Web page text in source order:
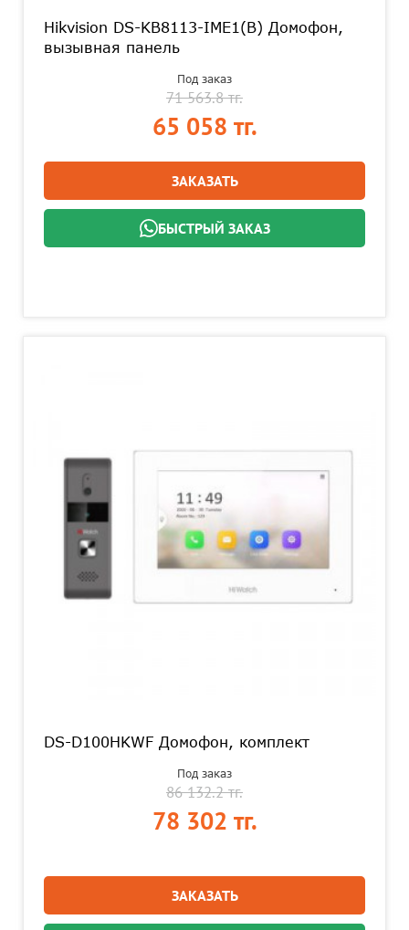
Hikvision DS-KB8113-IME1(B) Домофон,
вызывная панель
Под заказ
71 563.8 тг.
65 058 тг.
ЗАКАЗАТЬ
БЫСТРЫЙ ЗАКАЗ
DS-D100HKWF Домофон, комплект
Под заказ
86 132.2 тг.
78 302 тг.
ЗАКАЗАТЬ